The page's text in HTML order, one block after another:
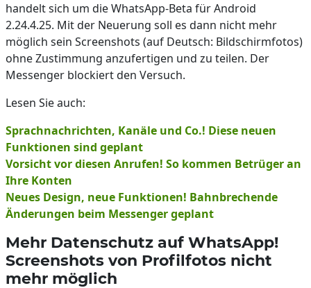
handelt sich um die WhatsApp-Beta für Android
2.24.4.25. Mit der Neuerung soll es dann nicht mehr
möglich sein Screenshots (auf Deutsch: Bildschirmfotos)
ohne Zustimmung anzufertigen und zu teilen. Der
Messenger blockiert den Versuch.
Lesen Sie auch:
Sprachnachrichten, Kanäle und Co.! Diese neuen
Funktionen sind geplant
Vorsicht vor diesen Anrufen! So kommen Betrüger an
Ihre Konten
Neues Design, neue Funktionen! Bahnbrechende
Änderungen beim Messenger geplant
Mehr Datenschutz auf WhatsApp!
Screenshots von Profilfotos nicht
mehr möglich